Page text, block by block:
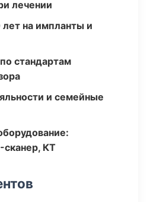
лечении
лет на импланты и
стандартам
и семейные
сканер, КТ